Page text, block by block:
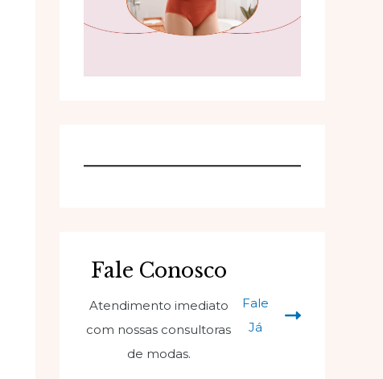
Fale Conosco
Atendimento imediato
com nossas consultoras
de modas.
Fale
Já